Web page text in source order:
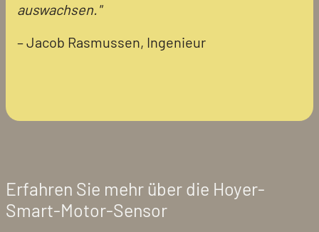
auswachsen."
– Jacob Rasmussen, Ingenieur
Erfahren Sie mehr über die Hoyer-
Smart-Motor-Sensor